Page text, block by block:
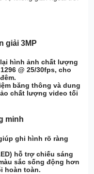
giải 3MP
hình ảnh chất lượng
@25/30fps, cho
băng thông và dung
chất lượng video tối
minh
ghi hình rõ ràng
hỗ trợ chiếu sáng
sắc sống động hơn
hoàn toàn.